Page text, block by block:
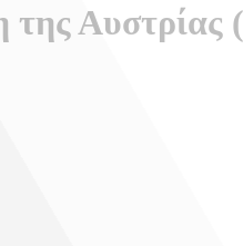
Αυστρίας